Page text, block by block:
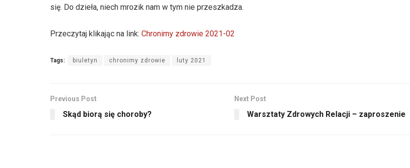
się. Do dzieła, niech mrozik nam w tym nie przeszkadza.
Przeczytaj klikając na link: Chronimy zdrowie 2021-02
Tags: biuletyn chronimy zdrowie luty 2021
Previous Post
Skąd biorą się choroby?
Next Post
Warsztaty Zdrowych Relacji – zaproszenie